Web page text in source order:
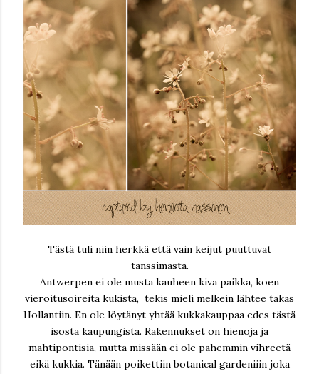
Tästä tuli niin herkkä että vain keijut puuttuvat
tanssimasta.
Antwerpen ei ole musta kauheen kiva paikka, koen
vieroitusoireita kukista, tekis mieli melkein lähtee takas
Hollantiin. En ole löytänyt yhtää kukkakauppaa edes tästä
isosta kaupungista. Rakennukset on hienoja ja
mahtipontisia, mutta missään ei ole pahemmin vihreetä
eikä kukkia. Tänään poikettiin botanical gardeniiin joka